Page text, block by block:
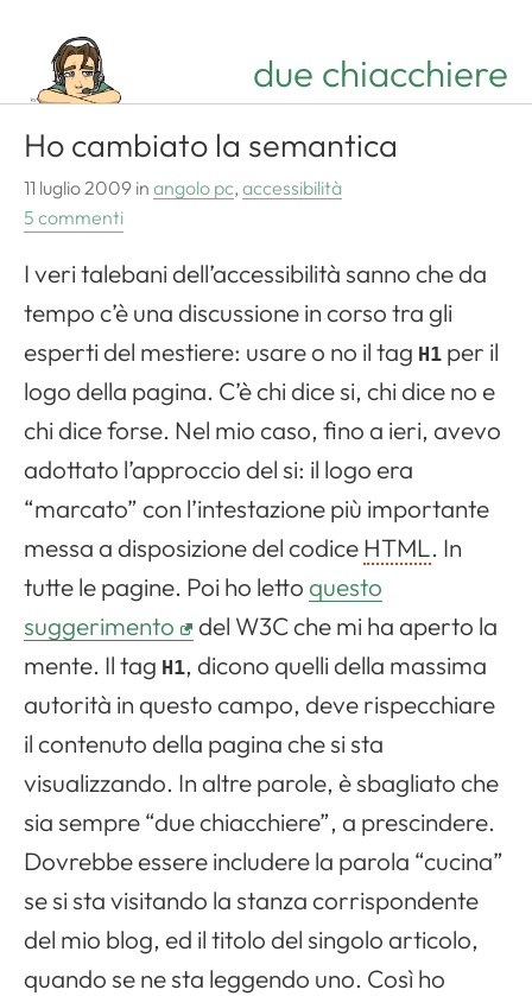
due chiacchiere
Ho cambiato la semantica
11 luglio 2009 in angolo pc, accessibilità
5 commenti
I veri talebani dell’accessibilità sanno che da
tempo c’è una discussione in corso tra gli
esperti del mestiere: usare o no il tag H1 per il
logo della pagina. C’è chi dice si, chi dice no e
chi dice forse. Nel mio caso, fino a ieri, avevo
adottato l’approccio del si: il logo era
“marcato” con l’intestazione più importante
messa a disposizione del codiceHTML. In
tutte le pagine. Poi ho letto questo
suggerimento
del W3C che mi ha aperto la
mente. Il tag H1, dicono quelli della massima
autorità in questo campo, deve rispecchiare
il contenuto della pagina che si sta
visualizzando. In altre parole, è sbagliato che
sia sempre “due chiacchiere”, a prescindere.
Dovrebbe essere includere la parola “cucina”
se si sta visitando la stanza corrispondente
del mio blog, ed il titolo del singolo articolo,
quando se ne sta leggendo uno. Così ho
Apri il menu di navigazione